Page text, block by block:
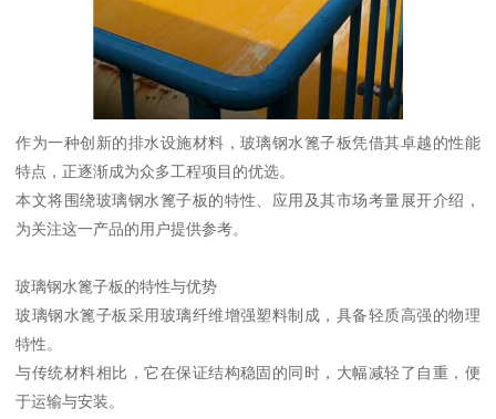
作为一种创新的排水设施材料，玻璃钢水篦子板凭借其卓越的性能
特点，正逐渐成为众多工程项目的优选。
本文将围绕玻璃钢水篦子板的特性、应用及其市场考量展开介绍，
为关注这一产品的用户提供参考。
玻璃钢水篦子板的特性与优势
玻璃钢水篦子板采用玻璃纤维增强塑料制成，具备轻质高强的物理
特性。
与传统材料相比，它在保证结构稳固的同时，大幅减轻了自重，便
于运输与安装。